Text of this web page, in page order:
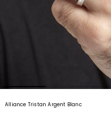
Alliance Tristan Argent Blanc